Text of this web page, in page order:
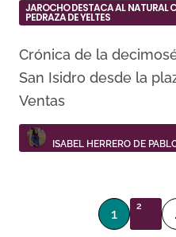
JAROCHO DESTACA AL NATURAL
PEDRAZA DE YELTES
Crónica de la decimoséptima de la feria de
San Isidro desde la
Ventas
ISABEL HERRERO DE
P1 2